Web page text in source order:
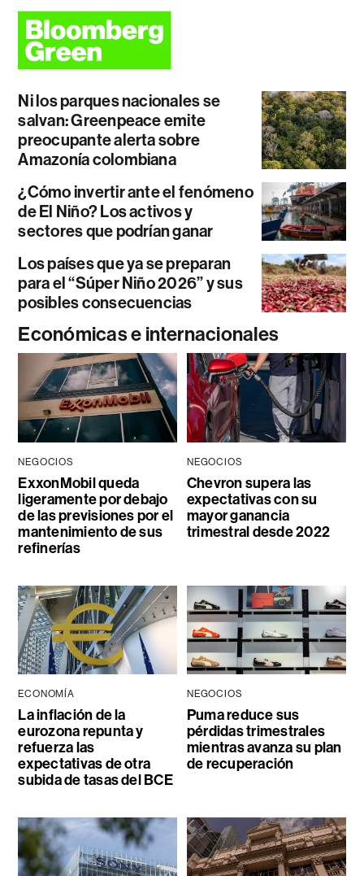
Ni los parques nacionales se
salvan: Greenpeace emite
preocupante alerta sobre
Amazonía colombiana
¿Cómo invertir ante el fenómeno
de El Niño? Los activos y
sectores que podrían ganar
Los países que ya se preparan
para el “Súper Niño 2026” y sus
posibles consecuencias
Económicas e internacionales
NEGOCIOS
ExxonMobil queda
ligeramente por debajo
de las previsiones por el
mantenimiento de sus
refinerías
NEGOCIOS
Chevron supera las
expectativas con su
mayor ganancia
trimestral desde 2022
ECONOMÍA
La inflación de la
eurozona repunta y
refuerza las
expectativas de otra
subida de tasas del BCE
NEGOCIOS
Puma reduce sus
pérdidas trimestrales
mientras avanza su plan
de recuperación